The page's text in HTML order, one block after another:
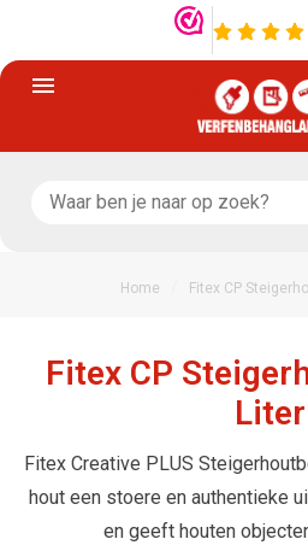
Home Fitex CP
Fitex CP
Liter
Fitex Creative PLUS
hout een stoere en authentieke
en geeft houten